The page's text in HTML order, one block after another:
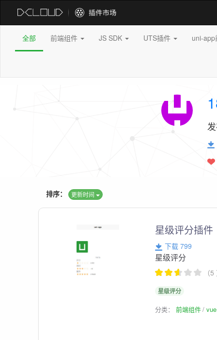
全部 前端组件 JS SDK UTS插件 uni-
排序： 更新时间
星级评分插件
下载 799
星级评分
（
星级评分
分类：前端组件